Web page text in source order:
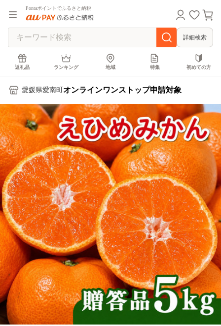
Pontaポイントでふるさと納税
詳細検索
返礼品 ランキング 地域 特集 初めての方
愛媛県愛南町 オンラインワンストップ申請対象